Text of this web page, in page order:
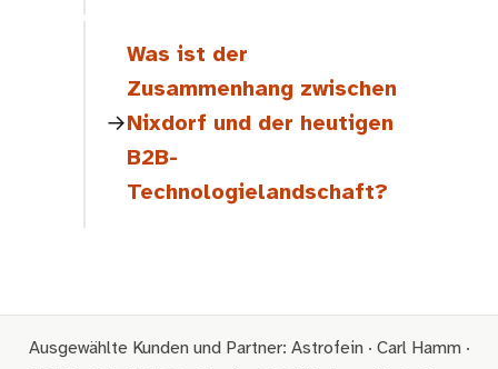
Was ist der
Zusammenhang zwischen
Nixdorf und der heutigen
B2B-
Technologielandschaft?
Ausgewählte Kunden und Partner: Astrofein · Carl Hamm ·